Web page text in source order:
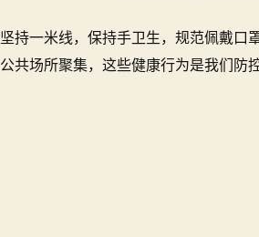
坚持一米线，保持手卫生，规范佩戴口
公共场所聚集，这些健康行为是我们防控